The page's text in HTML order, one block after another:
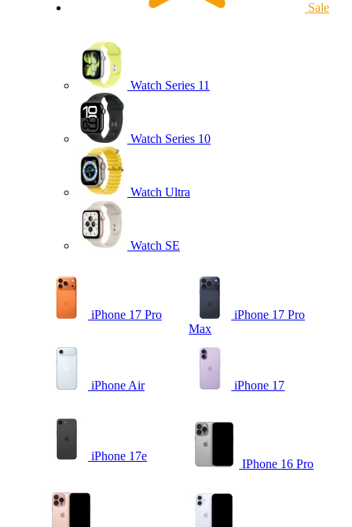
Sale
Watch Series 11
Watch Series 10
Watch Ultra
Watch SE
iPhone 17 Pro
iPhone 17 Pro
Max
iPhone Air iPhone 17
iPhone 17e
IPhone 16 Pro